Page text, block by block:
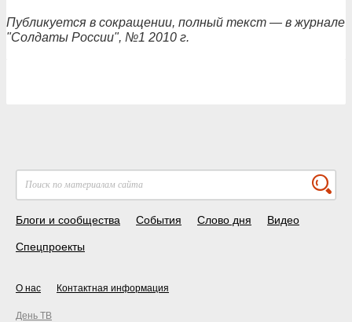
Публикуется в сокращении, полный текст — в журнале
"Солдаты России", №1 2010 г.
Блоги и сообщества События Слово дня Видео
Спецпроекты
О нас Контактная информация
День ТВ